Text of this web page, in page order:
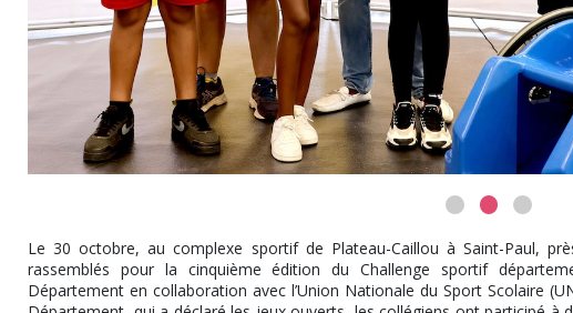
Le 30 octobre, au complexe sportif de Plateau-Caillou à Saint-Paul,
rassemblés pour la cinquième édition du Challenge sportif
Département en collaboration avec l’Union Nationale du Sport Scolaire